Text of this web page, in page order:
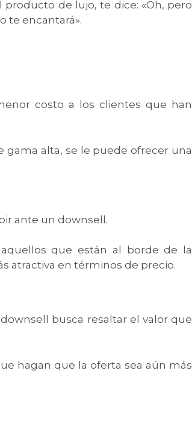
de lujo, te dice: «Oh, pero
te encantará».
costo a los clientes que han
alta, se le puede ofrecer una
ante un downsell.
que están al borde de la
atractiva en términos de precio.
busca resaltar el valor que
hagan que la oferta sea aún más